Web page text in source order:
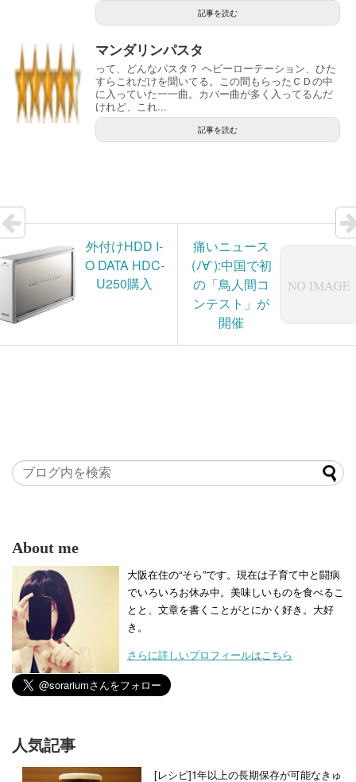
記事を読む
マンダリンパスタ
って、どんなパスタ？ ヘビーローテーション、ひた
すらこれだけを聞いてる。この間もらったＣＤの中
に入っていた一一曲。カバー曲が多く入ってるんだ
けれど、これ...
記事を読む
外付けHDD I-
O DATA HDC-
U250購入
痛いニュース
(ﾉ∀`):中国で初
の「鳥人間コ
ンテスト」が
開催
About me
大阪在住の“そら”です。現在は子育て中と闘病
でいろいろお休み中。美味しいものを食べるこ
とと、文章を書くことがとにかく好き。大好
き。
さらに詳しいプロフィールはこちら
人気記事
[レシピ]1年以上の長期保存が可能なきゅ